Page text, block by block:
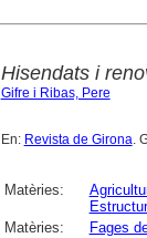
Hisendats i
Gifre i Ribas, Pere
En: Revista de Girona .
Matèries:
Matèries:
Fages